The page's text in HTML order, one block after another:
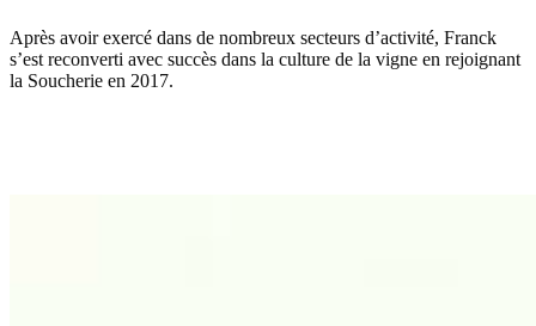
Après avoir exercé dans de nombreux secteurs d’activité, Franck
s’est reconverti avec succès dans la culture de la vigne en rejoignant
la Soucherie en 2017.